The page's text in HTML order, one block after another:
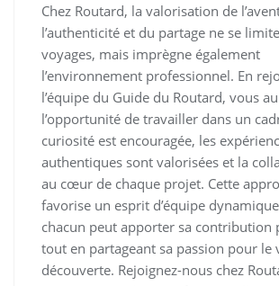
Chez Routard, la valorisation de
l’authenticité et du partage ne se
voyages, mais imprègne également
l’environnement professionnel. En
l’équipe du Guide du Routard, vous
l’opportunité de travailler dans un
curiosité est encouragée, les
authentiques sont valorisées et la
au cœur de chaque projet. Cette
favorise un esprit d’équipe
chacun peut apporter sa contribution
tout en partageant sa passion pour le
découverte. Rejoignez-nous chez